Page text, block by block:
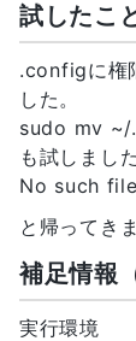
試したこ
.configに権
した。
sudo mv
も試しまし
No such
と帰ってき
補足情報
実行環境